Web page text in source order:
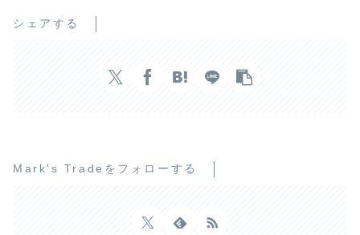
シェアする
Mark's Tradeをフォローする